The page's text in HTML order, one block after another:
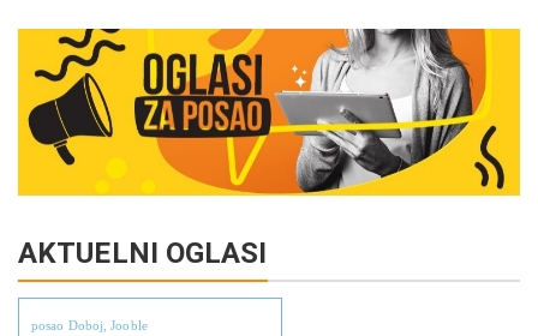
AKTUELNI OGLASI
posao Doboj, Jooble